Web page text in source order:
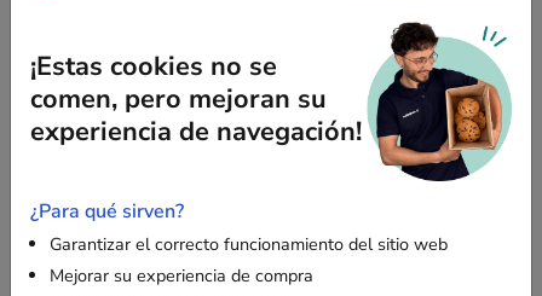
Elija estas bolsas kraft marrones de 32 x 12 x
41 cm para sus embalajes voluminosos
Estas bolsas de papel kraft marrón con asas retorcidas son
ideales para tiendas y establecimientos que buscan una
solución de embalaje responsable y práctica. Su gran tamaño
permite embalar fácilmente artículos voluminosos ofreciendo
al mismo tiempo una presentación cuidada.
Características clave
¡Estas cookies no se
comen, pero mejoran su
experiencia de navegación!
¿Para qué sirven?
Garantizar el correcto funcionamiento del sitio web
Mejorar su experiencia de compra